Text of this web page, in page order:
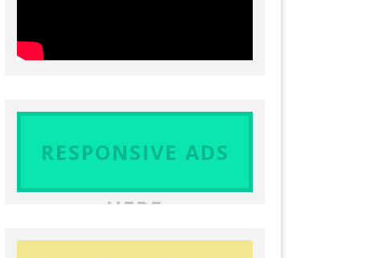
RESPONSIVE ADS
HERE